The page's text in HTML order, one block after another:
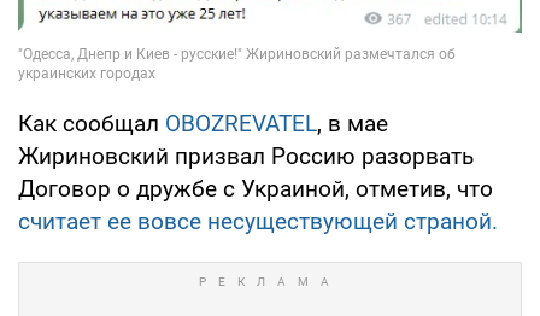
Как сообщал OBOZREVATEL, в мае
Жириновский призвал Россию разорвать
Договор о дружбе с Украиной, отметив, что
считает ее вовсе несуществующей страной.